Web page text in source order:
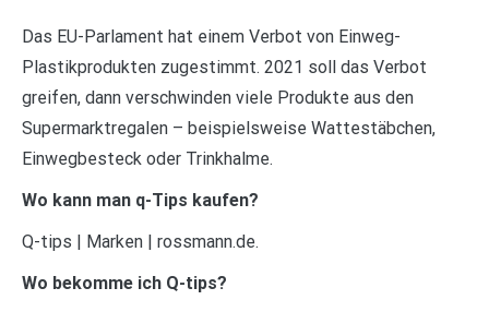
Das EU-Parlament hat einem Verbot von Einweg-
Plastikprodukten zugestimmt. 2021 soll das Verbot
greifen, dann verschwinden viele Produkte aus den
Supermarktregalen – beispielsweise Wattestäbchen,
Einwegbesteck oder Trinkhalme.
Wo kann man q-Tips kaufen?
Q-tips | Marken | rossmann.de.
Wo bekomme ich Q-tips?